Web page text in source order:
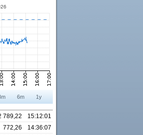
6m 1y
789,22
15:12:01
772,26
14:36:07